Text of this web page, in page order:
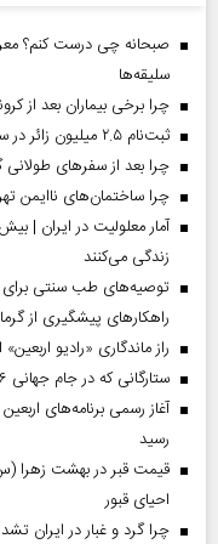
سلیقه‌ها
چرا برخی بیماران بعد از
ثبت‌نام ۲.۵ میلیون زائر در سماح | عبور ۱.۷ میلیون نفر از مرز‌های اربعین
چرا بعد از سفرهای
چرا ساختمان‌های ناایمن
زندگی می‌کنند
توصیه‌های طب سنتی برای
راهکارهای پیشگیری از
راز ماندگاری «رادیو
ستارگانی که در جام جهانی ۲۰۲۶ بازی نکردند
رسید
احیای قبور
چرا گرد و غبار در ایران